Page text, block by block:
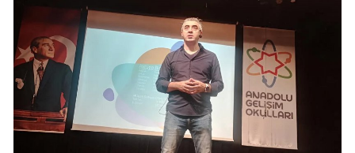
Niğde
Ordu
Rize
Sakarya